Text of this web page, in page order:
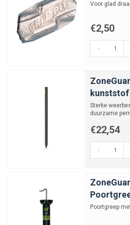
Voor glad
€2,50
-
Sterke
duurzame
€22,54
-
Poortgreep